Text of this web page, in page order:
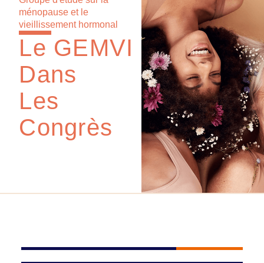
ménopause et le
vieillissement hormonal
Le GEMVI
Dans
Les
Congrès